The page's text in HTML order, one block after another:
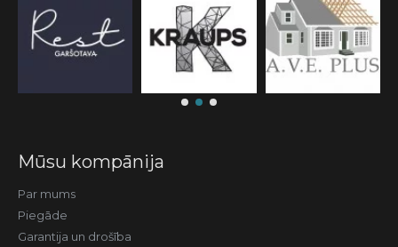
Mūsu kompānija
Par mums
Piegāde
Garantija un drošība